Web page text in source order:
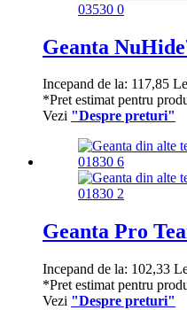
Geanta
Incepand de la: 117,85
*Pret estimat pentru
Vezi "Despre preturi"
Geanta Pro
Incepand de la: 102,33
*Pret estimat pentru
Vezi "Despre preturi"